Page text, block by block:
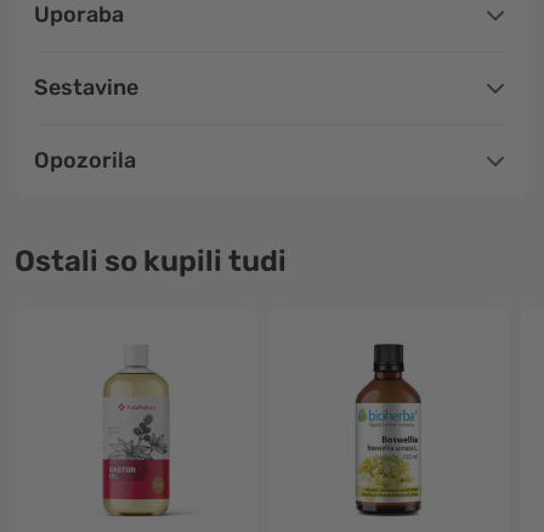
Uporaba
Sestavine
Opozorila
Ostali so kupili tudi